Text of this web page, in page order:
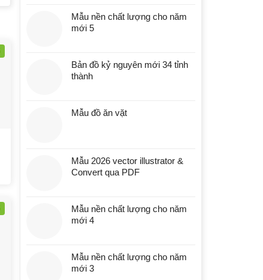
Mẫu nền chất lượng cho năm
mới 5
Bản đồ kỷ nguyên mới 34 tỉnh
thành
Mẫu đồ ăn vặt
Mẫu 2026 vector illustrator &
Convert qua PDF
Mẫu nền chất lượng cho năm
mới 4
Mẫu nền chất lượng cho năm
mới 3